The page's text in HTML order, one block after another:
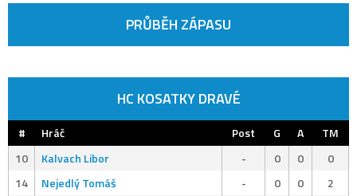
PRŮBĚH ZÁPASU
HC KOSATKY DRAVÉ
# Hráč Post G A
TM
10
Kalvach Libor - 0 0
0
14
Nejedlý Tomáš - 0 0
2